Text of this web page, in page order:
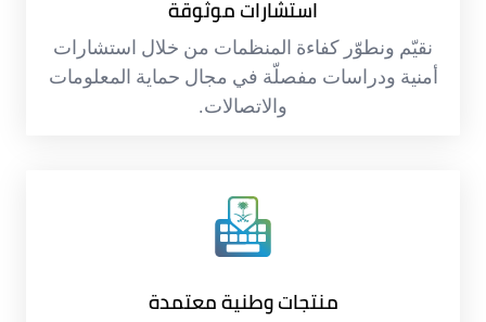
استشارات موثوقة
نقيّم ونطوّر كفاءة المنظمات من خلال استشارات
أمنية ودراسات مفصلّة في مجال حماية المعلومات
والاتصالات.
منتجات وطنية معتمدة